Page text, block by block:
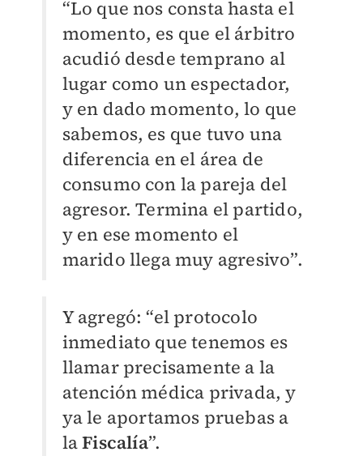
“Lo que nos consta hasta el
momento, es que el árbitro
acudió desde temprano al
lugar como un espectador,
y en dado momento, lo que
sabemos, es que tuvo una
diferencia en el área de
consumo con la pareja del
agresor. Termina el partido,
y en ese momento el
marido llega muy agresivo”.
Y agregó: “el protocolo
inmediato que tenemos es
llamar precisamente a la
atención médica privada, y
ya le aportamos pruebas a
laFiscalía”.